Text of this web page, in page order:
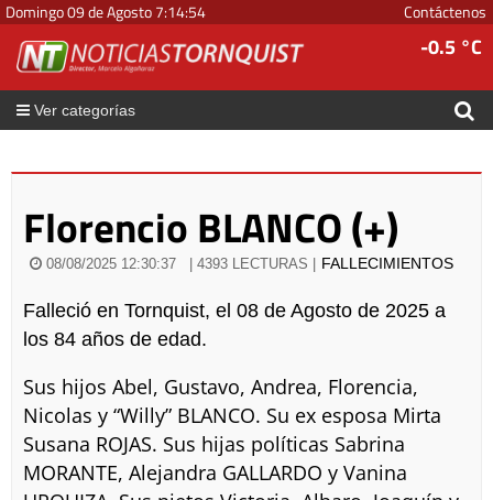
Domingo 09 de Agosto7:14:54 Contáctenos
-0.5 °C
Ver categorías
Florencio BLANCO (+)
08/08/2025 12:30:37 | 4393 LECTURAS | FALLECIMIENTOS
Falleció en Tornquist, el 08 de Agosto de 2025 a
los 84 años de edad.
Sus hijos Abel, Gustavo, Andrea, Florencia,
Nicolas y “Willy” BLANCO. Su ex esposa Mirta
Susana ROJAS. Sus hijas políticas Sabrina
MORANTE, Alejandra GALLARDO y Vanina